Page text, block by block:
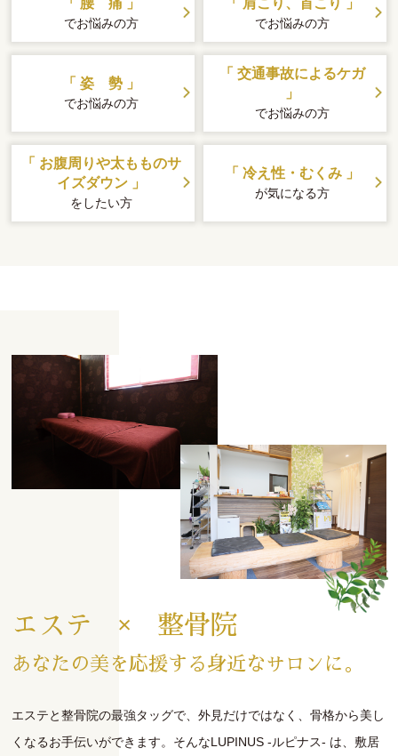
「 腰 痛 」
でお悩みの方
「 肩こり、首こり 」
でお悩みの方
「 姿 勢 」
でお悩みの方
「 交通事故によるケガ
」
でお悩みの方
「 お腹周りや太もものサ
イズダウン 」
をしたい方
「 冷え性・むくみ 」
が気になる方
エステ × 整骨院
あなたの美を応援する身近なサロンに。
エステと整骨院の最強タッグで、外見だけではなく、骨格から美し
くなるお手伝いができます。そんなLUPINUS -ルピナス- は、敷居